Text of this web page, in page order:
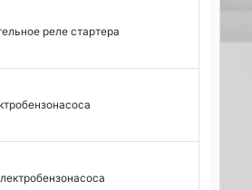
реле стартера